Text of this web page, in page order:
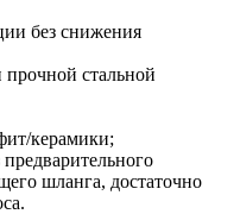
без снижения
стальной
керамики;
шланга, достаточно